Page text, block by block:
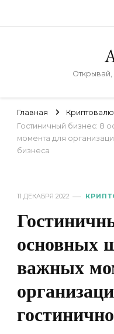
Главная
Гостиничный бизнес: 8
момента для
бизнеса
11 ДЕКАБРЯ 2022
основных
важных